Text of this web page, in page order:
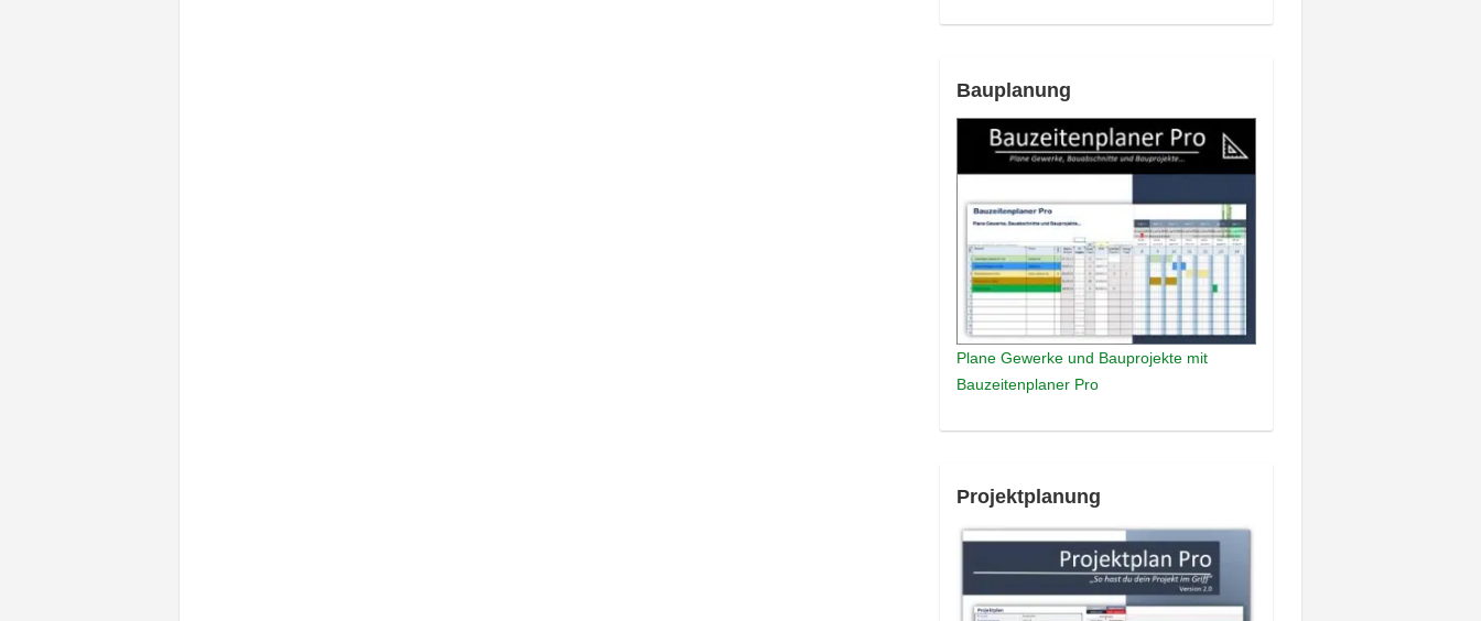
Bauplanung
Plane Gewerke und Bauprojekte mit
Bauzeitenplaner Pro
Projektplanung